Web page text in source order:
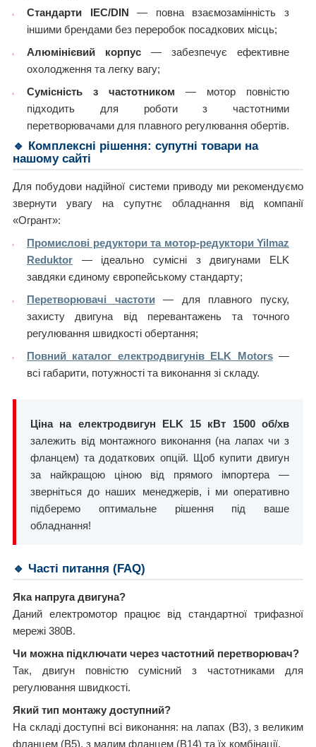
Стандарти IEC/DIN — повна взаємозамінність з
іншими брендами без переробок посадкових місць;
Алюмінієвий корпус — забезпечує ефективне
охолодження та легку вагу;
Сумісність з частотником — мотор повністю
підходить для роботи з частотними
перетворювачами для плавного регулювання обертів.
🔹 Комплексні рішення: супутні товари на
нашому сайті
Для побудови надійної системи приводу ми рекомендуємо
звернути увагу на супутнє обладнання від компанії
«Огрант»:
Промислові редуктори та мотор-редуктори Yilmaz
Reduktor — ідеально сумісні з двигунами ELK
завдяки єдиному європейському стандарту;
Перетворювачі частоти— для плавного пуску,
захисту двигуна від перевантажень та точного
регулювання швидкості обертання;
Повний каталог електродвигунів ELK Motors—
всі габарити, потужності та виконання зі складу.
Ціна на електродвигун ELK 15 кВт 1500 об/хв
залежить від монтажного виконання (на лапах чи з
фланцем) та додаткових опцій. Щоб купити двигун
за найкращою ціною від прямого імпортера —
зверніться до наших менеджерів, і ми оперативно
підберемо оптимальне рішення під ваше
обладнання!
🔹 Часті питання (FAQ)
Яка напруга двигуна?
Даний електромотор працює від стандартної трифазної
мережі 380В.
Чи можна підключати через частотний перетворювач?
Так, двигун повністю сумісний з частотниками для
регулювання швидкості.
Який тип монтажу доступний?
На складі доступні всі виконання: на лапах (B3), з великим
фланцем (B5), з малим фланцем (B14) та їх комбінації.